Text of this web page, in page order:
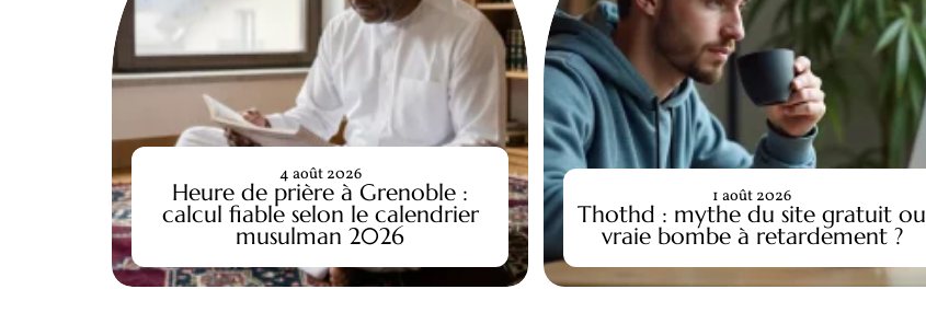
Heure de prière à Grenoble :
calcul fiable selon le calendrier
musulman 2026
4 août 2026
Thothd : mythe du site gratuit ou
vraie bombe à retardement ?
1 août 2026